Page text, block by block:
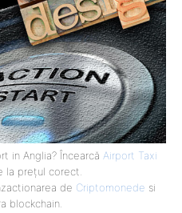
in Anglia? Încearcă Airport Taxi
la prețul corect.
de Criptomonede si
blockchain.